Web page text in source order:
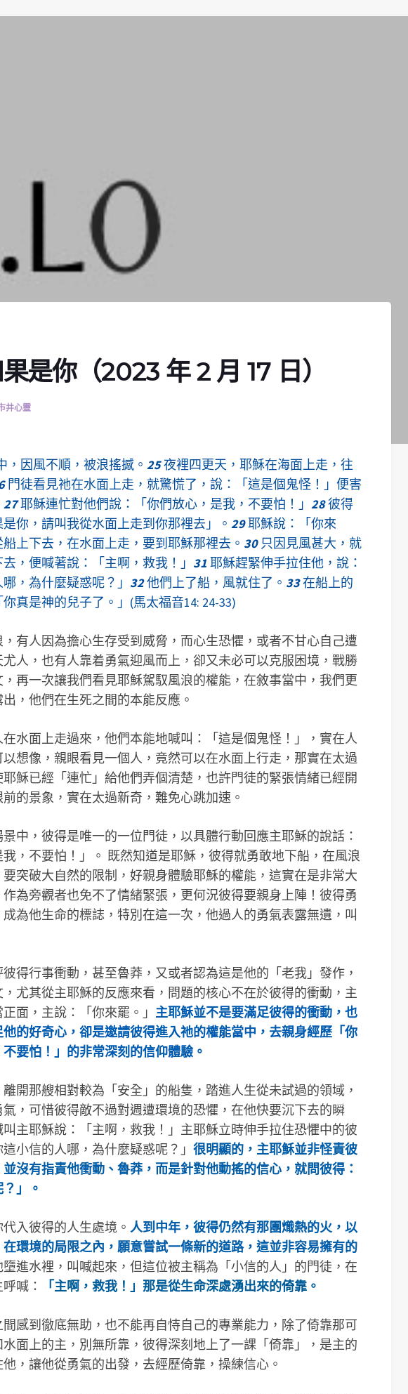
是你（2023 年 2 月 17 日）
井心靈
，因風不順，被浪搖撼。 25夜裡四更天，耶穌在海面上走，往
門徒看見祂在水面上走，就驚慌了，說：「這是個鬼怪！」便害
27耶穌連忙對他們說：「你們放心，是我，不要怕！」 28彼得
你，請叫我從水面上走到你那裡去」。 29耶穌說：「你來
上下去，在水面上走，要到耶穌那裡去。 30只因見風甚大，就
，便喊著說：「主啊，救我！」 31 耶穌趕緊伸手拉住他，說：
哪，為什麼疑惑呢？」 32他們上了船，風就住了。 33在船上的
真是神的兒子了。」(馬太福音14: 24-33)
有人因為擔心生存受到威脅，而心生恐懼，或者不甘心自己遭
人，也有人靠着勇氣迎風而上，卻又未必可以克服困境，戰勝
再一次讓我們看見耶穌駕馭風浪的權能，在敘事當中，我們更
，他們在生死之間的本能反應。
水面上走過來，他們本能地喊叫：「這是個鬼怪！」，實在人
想像，親眼看見一個人，竟然可以在水面上行走，那實在太過
穌已經「連忙」給他們弄個清楚，也許門徒的緊張情緒已經開
的景象，實在太過新奇，難免心跳加速。
中，彼得是唯一的一位門徒，以具體行動回應主耶穌的說話：
我，不要怕！」。 既然知道是耶穌，彼得就勇敢地下船，在風浪
突破大自然的限制，好親身體驗耶穌的權能，這實在是非常大
為旁觀者也免不了情緒緊張，更何況彼得要親身上陣！彼得勇
為他生命的標誌，特別在這一次，他過人的勇氣表露無遺，叫
得行事衝動，甚至魯莽，又或者認為這是他的「老我」發作，
尤其從主耶穌的反應來看，問題的核心不在於彼得的衝動，主
面，主說：「你來罷。」 主耶穌並不是要滿足彼得的衝動，也
的好奇心，卻是邀請彼得進入祂的權能當中，去親身經歷「你
要怕！」的非常深刻的信仰體驗。
開那艘相對較為「安全」的船隻，踏進人生從未試過的領域，
，可惜彼得敵不過對週遭環境的恐懼，在他快要沉下去的瞬
叫主耶穌說：「主啊，救我！」主耶穌立時伸手拉住恐懼中的彼
小信的人哪，為什麼疑惑呢？」 很明顯的，主耶穌並非怪責彼
沒有指責他衝動、魯莽，而是針對他動搖的信心，就問彼得：
」。
入彼得的人生處境。 人到中年，彼得仍然有那團熾熱的火，以
環境的局限之內，願意嘗試一條新的道路，這並非容易擁有的
進水裡，叫喊起來，但這位被主稱為「小信的人」的門徒，在
喊：
「主啊，救我！」那是從生命深處湧出來的倚靠。
感到徹底無助，也不能再自恃自己的專業能力，除了倚靠那可
面上的主，別無所靠，彼得深刻地上了一課「倚靠」，是主的
，讓他從勇氣的出發，去經歷倚靠，操練信心。